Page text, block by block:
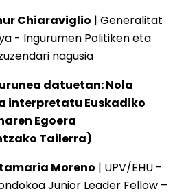
Chiaraviglio | Generalitat
- Ingurumen Politiken eta
nagusia
datuetan: Nola
interpretatu Euskadiko
Egoera
Tailerra)
Moreno | UPV/EHU -
Junior Leader Fellow –